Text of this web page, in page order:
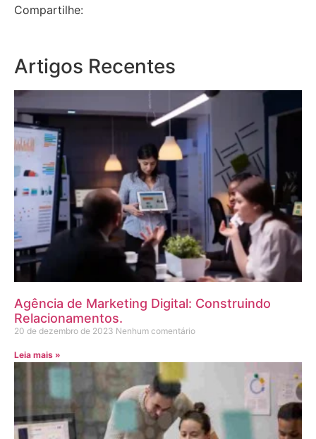
Compartilhe:
Artigos Recentes
Agência de Marketing Digital: Construindo
Relacionamentos.
20 de dezembro de 2023 Nenhum comentário
Leia mais »